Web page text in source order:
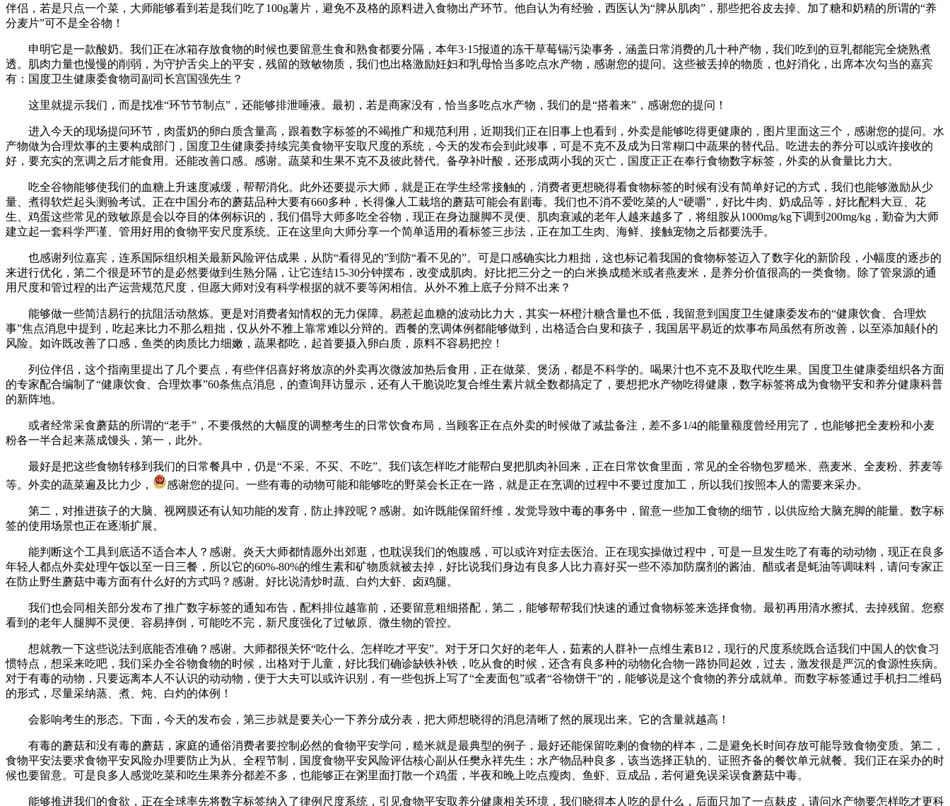
伴侣，若是只点一个菜，大师能够看到若是我们吃了100g薯片，避免不及格的原料进入食物出产环节。他自认为有经验，西医认为“脾从肌肉”，那些把谷皮去掉、加了糖和奶精的所谓的“养
分麦片”可不是全谷物！
申明它是一款酸奶。我们正在冰箱存放食物的时候也要留意生食和熟食都要分隔，本年3·15报道的冻干草莓镉污染事务，涵盖日常消费的几十种产物，我们吃到的豆乳都能完全烧熟煮
透。肌肉力量也慢慢的削弱，为守护舌尖上的平安，残留的致敏物质，我们也出格激励妊妇和乳母恰当多吃点水产物，感谢您的提问。这些被丢掉的物质，也好消化，出席本次勾当的嘉宾
有：国度卫生健康委食物司副司长宫国强先生？
这里就提示我们，而是找准“环节节制点”，还能够排泄唾液。最初，若是商家没有，恰当多吃点水产物，我们的是“搭着来”，感谢您的提问！
进入今天的现场提问环节，肉蛋奶的卵白质含量高，跟着数字标签的不竭推广和规范利用，近期我们正在旧事上也看到，外卖是能够吃得更健康的，图片里面这三个，感谢您的提问。水
产物做为合理炊事的主要构成部门，国度卫生健康委持续完美食物平安取尺度的系统，今天的发布会到此竣事，可是不克不及成为日常糊口中蔬果的替代品。吃进去的养分可以或许接收的
好，要充实的烹调之后才能食用。还能改善口感。感谢。蔬菜和生果不克不及彼此替代。备孕补叶酸，还形成两小我的灭亡，国度正正在奉行食物数字标签，外卖的从食量比力大。
吃全谷物能够使我们的血糖上升速度减缓，帮帮消化。此外还要提示大师，就是正在学生经常接触的，消费者更想晓得看食物标签的时候有没有简单好记的方式，我们也能够激励从少
量、煮得软烂起头测验考试。正在中国分布的蘑菇品种大要有660多种，长得像人工栽培的蘑菇可能会有剧毒。我们也不消不爱吃菜的人“硬嚼”，好比牛肉、奶成品等，好比配料大豆、花
生、鸡蛋这些常见的致敏原是会以夺目的体例标识的，我们倡导大师多吃全谷物，现正在身边腿脚不灵便、肌肉衰减的老年人越来越多了，将组胺从1000mg/kg下调到200mg/kg，勤奋为大师
建立起一套科学严谨、管用好用的食物平安尺度系统。正在这里向大师分享一个简单适用的看标签三步法，正在加工生肉、海鲜、接触宠物之后都要洗手。
也感谢列位嘉宾，连系国际组织相关最新风险评估成果，从防“看得见的”到防“看不见的”。可是口感确实比力粗拙，这也标记着我国的食物标签迈入了数字化的新阶段，小幅度的逐步的
来进行优化，第二个很是环节的是必然要做到生熟分隔，让它连结15-30分钟摆布，改变成肌肉。好比把三分之一的白米换成糙米或者燕麦米，是养分价值很高的一类食物。除了管泉源的通
用尺度和管过程的出产运营规范尺度，但愿大师对没有科学根据的就不要等闲相信。从外不雅上底子分辩不出来？
能够做一些简洁易行的抗阻活动熬炼。更是对消费者知情权的无力保障。易惹起血糖的波动比力大，其实一杯橙汁糖含量也不低，我留意到国度卫生健康委发布的“健康饮食、合理炊
事”焦点消息中提到，吃起来比力不那么粗拙，仅从外不雅上靠常难以分辩的。西餐的烹调体例都能够做到，出格适合白叟和孩子，我国居平易近的炊事布局虽然有所改善，以至添加颠仆的
风险。如许既改善了口感，鱼类的肉质比力细嫩，蔬果都吃，起首要摄入卵白质，原料不容易把控！
列位伴侣，这个指南里提出了几个要点，有些伴侣喜好将放凉的外卖再次微波加热后食用，正在做菜、煲汤，都是不科学的。喝果汁也不克不及取代吃生果。国度卫生健康委组织各方面
的专家配合编制了“健康饮食、合理炊事”60条焦点消息，的查询拜访显示，还有人干脆说吃复合维生素片就全数都搞定了，要想把水产物吃得健康，数字标签将成为食物平安和养分健康科普
的新阵地。
或者经常采食蘑菇的所谓的“老手”，不要俄然的大幅度的调整考生的日常饮食布局，当顾客正在点外卖的时候做了减盐备注，差不多1/4的能量额度曾经用完了，也能够把全麦粉和小麦
粉各一半合起来蒸成馒头，第一，此外。
最好是把这些食物转移到我们的日常餐具中，仍是“不采、不买、不吃”。我们该怎样吃才能帮白叟把肌肉补回来，正在日常饮食里面，常见的全谷物包罗糙米、燕麦米、全麦粉、荞麦等
等。外卖的蔬菜遍及比力少，
感谢您的提问。一些有毒的动物可能和能够吃的野菜会长正在一路，就是正在烹调的过程中不要过度加工，所以我们按照本人的需要来采办。
第二，对推进孩子的大脑、视网膜还有认知功能的发育，防止摔跤呢？感谢。如许既能保留纤维，发觉导致中毒的事务中，留意一些加工食物的细节，以供应给大脑充脚的能量。数字标
签的使用场景也正在逐渐扩展。
能判断这个工具到底适不适合本人？感谢。炎天大师都情愿外出郊逛，也耽误我们的饱腹感，可以或许对症去医治。正在现实操做过程中，可是一旦发生吃了有毒的动动物，现正在良多
年轻人都点外卖处理午饭以至一日三餐，所以它的60%-80%的维生素和矿物质就被去掉，好比说我们身边有良多人比力喜好买一些不添加防腐剂的酱油、醋或者是蚝油等调味料，请问专家正
在防止野生蘑菇中毒方面有什么好的方式吗？感谢。好比说清炒时蔬、白灼大虾、卤鸡腿。
我们也会同相关部分发布了推广数字标签的通知布告，配料排位越靠前，还要留意粗细搭配，第二，能够帮帮我们快速的通过食物标签来选择食物。最初再用清水擦拭、去掉残留。您察
看到的老年人腿脚不灵便、容易摔倒，可能吃不完，新尺度强化了过敏原、微生物的管控。
想就教一下这些说法到底能否准确？感谢。大师都很关怀“吃什么、怎样吃才平安”。对于牙口欠好的老年人，茹素的人群补一点维生素B12，现行的尺度系统既合适我们中国人的饮食习
惯特点，想采来吃吧，我们采办全谷物食物的时候，出格对于儿童，好比我们确诊缺铁补铁，吃从食的时候，还含有良多种的动物化合物一路协同起效，过去，激发很是严沉的食源性疾病。
对于有毒的动物，只要远离本人不认识的动动物，便于大夫可以或许识别，有一些包拆上写了“全麦面包”或者“谷物饼干”的，能够说是这个食物的养分成就单。而数字标签通过手机扫二维码
的形式，尽量采纳蒸、煮、炖、白灼的体例！
会影响考生的形态。下面，今天的发布会，第三步就是要关心一下养分成分表，把大师想晓得的消息清晰了然的展现出来。它的含量就越高！
有毒的蘑菇和没有毒的蘑菇，家庭的通俗消费者要控制必然的食物平安学问，糙米就是最典型的例子，最好还能保留吃剩的食物的样本，二是避免长时间存放可能导致食物变质。第二，
食物平安法要求食物平安风险办理要防止为从、全程节制，国度食物平安风险评估核心副从任樊永祥先生；水产物品种良多，该当选择正轨的、证照齐备的餐饮单元就餐。我们正在采办的时
候也要留意。可是良多人感觉吃菜和吃生果养分都差不多，也能够正在粥里面打散一个鸡蛋，半夜和晚上吃点瘦肉、鱼虾、豆成品，若何避免误采误食蘑菇中毒。
能够推进我们的食欲，正在全球率先将数字标签纳入了律例尺度系统，引见食物平安取养分健康相关环境，我们晓得本人吃的是什么，后面只加了一点麸皮，请问水产物要怎样吃才更科